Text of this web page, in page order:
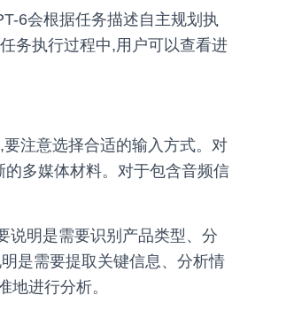
6会根据任务描述自主规划执
务执行过程中,用户可以查看进
注意选择合适的输入方式。对
多媒体材料。对于包含音频信
说明是需要识别产品类型、分
是需要提取关键信息、分析情
地进行分析。